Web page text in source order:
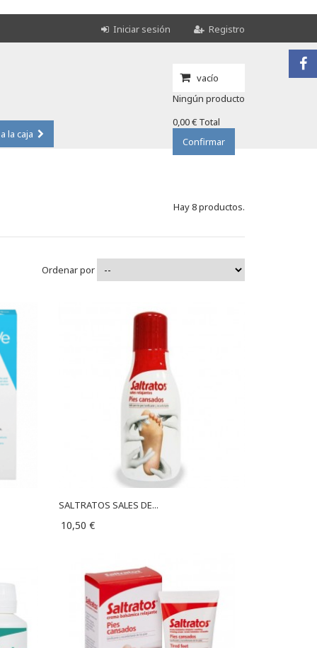
Iniciar sesión Registro
vacío
Ningún producto
0,00 € Total
Confirmar
la caja
Hay 8 productos.
Ordenar por
SALTRATOS SALES DE...
10,50 €